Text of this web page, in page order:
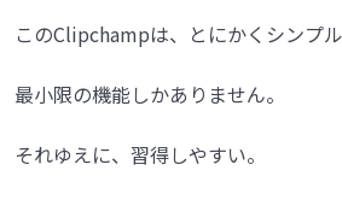
このClipchampは、とにかくシンプル
最小限の機能しかありません。
それゆえに、習得しやすい。